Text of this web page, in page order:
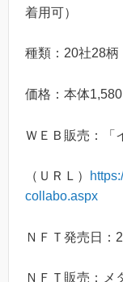
着用可）
種類：20社28柄
価格：本体
ＷＥＢ販売：「
（ＵＲＬ）
collabo.aspx
ＮＦＴ発売日：
ＮＦＴ販売：メ